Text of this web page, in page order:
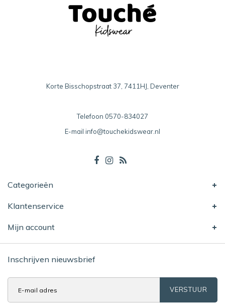
Korte Bisschopstraat 37, 7411HJ, Deventer
Telefoon 0570-834027
E-mail info@touchekidswear.nl
Categorieën
Klantenservice
Mijn account
Inschrijven nieuwsbrief
VERSTUUR